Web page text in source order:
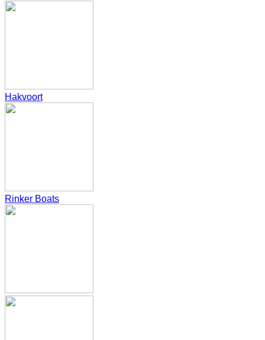
Hakvoort
Rinker Boats